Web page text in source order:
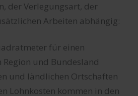
der Verlegungsart, der
Arbeiten abhängig:
für einen
und Bundesland
und ländlichen Ortschaften
Lohnkosten kommen in den